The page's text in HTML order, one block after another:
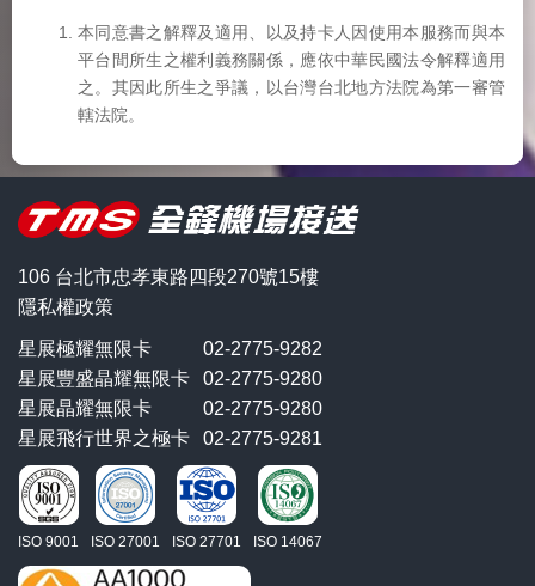
本同意書之解釋及適用、以及持卡人因使用本服務而與本
平台間所生之權利義務關係，應依中華民國法令解釋適用
之。其因此所生之爭議，以台灣台北地方法院為第一審管
轄法院。
106 台北市忠孝東路四段270號15樓
隱私權政策
星展極耀無限卡
02-2775-9282
星展豐盛晶耀無限卡
02-2775-9280
星展晶耀無限卡
02-2775-9280
星展飛行世界之極卡
02-2775-9281
ISO 9001 ISO 27001 ISO 27701 ISO 14067